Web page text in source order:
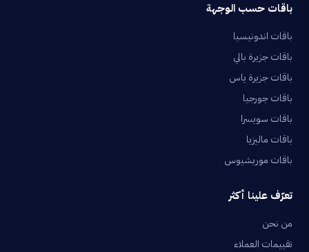
باقات حسب الوجهة
باقات اندونيسيا
باقات جزيرة بالي
باقات جزيرة ياس
باقات جورجيا
باقات سويسرا
باقات ماليزيا
باقات موريشيوس
تعرّف علينا أكثر
من نحن
تقييمات العملاء